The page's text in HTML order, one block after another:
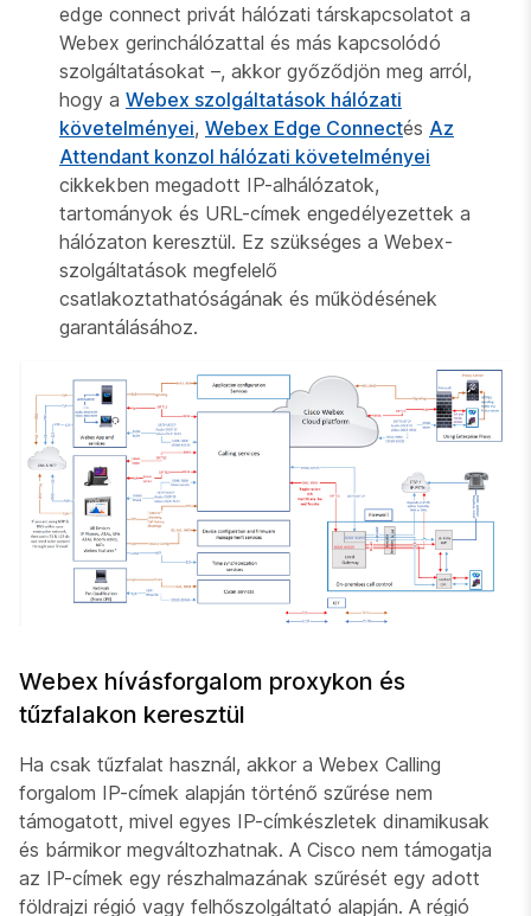
edge connect privát hálózati társkapcsolatot a
Webex gerinchálózattal és más kapcsolódó
szolgáltatásokat –, akkor győződjön meg arról,
hogy a Webex szolgáltatások hálózati
követelményei, Webex Edge Connectés Az
Attendant konzol hálózati követelményei
cikkekben megadott IP-alhálózatok,
tartományok és URL-címek engedélyezettek a
hálózaton keresztül. Ez szükséges a Webex-
szolgáltatások megfelelő
csatlakoztathatóságának és működésének
garantálásához.
Webex hívásforgalom proxykon és
tűzfalakon keresztül
Ha csak tűzfalat használ, akkor a Webex Calling
forgalom IP-címek alapján történő szűrése nem
támogatott, mivel egyes IP-címkészletek dinamikusak
és bármikor megváltozhatnak. A Cisco nem támogatja
az IP-címek egy részhalmazának szűrését egy adott
földrajzi régió vagy felhőszolgáltató alapján. A régió